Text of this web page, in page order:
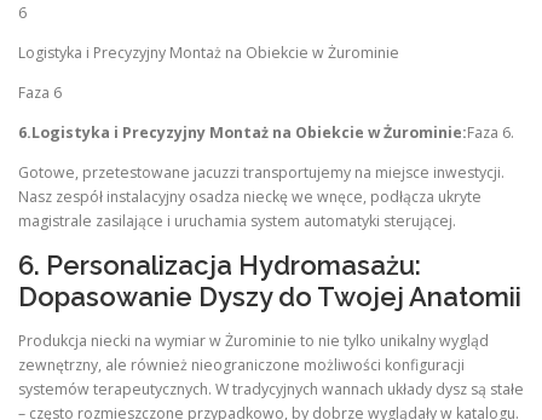
6
Logistyka i Precyzyjny Montaż na Obiekcie w Żurominie
Faza 6
6.Logistyka i Precyzyjny Montaż na Obiekcie w Żurominie:Faza 6.
Gotowe, przetestowane jacuzzi transportujemy na miejsce inwestycji.
Nasz zespół instalacyjny osadza nieckę we wnęce, podłącza ukryte
magistrale zasilające i uruchamia system automatyki sterującej.
6. Personalizacja Hydromasażu:
Dopasowanie Dyszy do Twojej Anatomii
Produkcja niecki na wymiar w Żurominie to nie tylko unikalny wygląd
zewnętrzny, ale również nieograniczone możliwości konfiguracji
systemów terapeutycznych. W tradycyjnych wannach układy dysz są stałe
– często rozmieszczone przypadkowo, by dobrze wyglądały w katalogu.